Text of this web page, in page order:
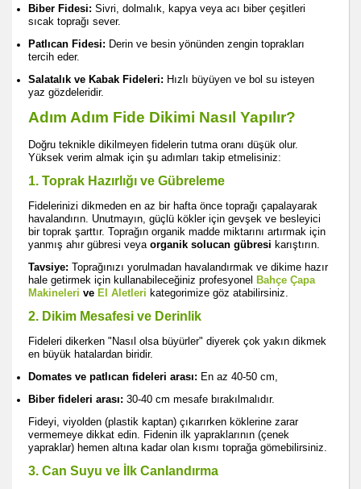
Biber Fidesi: Sivri, dolmalık, kapya veya acı biber çeşitleri
sıcak toprağı sever.
Patlıcan Fidesi: Derin ve besin yönünden zengin toprakları
tercih eder.
Salatalık ve Kabak Fideleri: Hızlı büyüyen ve bol su isteyen
yaz gözdeleridir.
Adım Adım Fide Dikimi Nasıl Yapılır?
Doğru teknikle dikilmeyen fidelerin tutma oranı düşük olur.
Yüksek verim almak için şu adımları takip etmelisiniz:
1. Toprak Hazırlığı ve Gübreleme
Fidelerinizi dikmeden en az bir hafta önce toprağı çapalayarak
havalandırın. Unutmayın, güçlü kökler için gevşek ve besleyici
bir toprak şarttır. Toprağın organik madde miktarını artırmak için
yanmış ahır gübresi veya organik solucan gübresi karıştırın.
Tavsiye: Toprağınızı yorulmadan havalandırmak ve dikime hazır
hale getirmek için kullanabileceğiniz profesyonel Bahçe Çapa
Makineleri ve El Aletleri kategorimize göz atabilirsiniz.
2. Dikim Mesafesi ve Derinlik
Fideleri dikerken "Nasıl olsa büyürler" diyerek çok yakın dikmek
en büyük hatalardan biridir.
Domates ve patlıcan fideleri arası: En az 40-50 cm,
Biber fideleri arası: 30-40 cm mesafe bırakılmalıdır.
Fideyi, viyolden (plastik kaptan) çıkarırken köklerine zarar
vermemeye dikkat edin. Fidenin ilk yapraklarının (çenek
yapraklar) hemen altına kadar olan kısmı toprağa gömebilirsiniz.
3. Can Suyu ve İlk Canlandırma